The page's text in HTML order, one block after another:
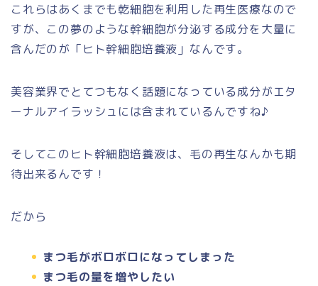
これらはあくまでも乾細胞を利用した再生医療なので
すが、この夢のような幹細胞が分泌する成分を大量に
含んだのが「ヒト幹細胞培養液」なんです。
美容業界でとてつもなく話題になっている成分がエタ
ーナルアイラッシュには含まれているんですね♪
そしてこのヒト幹細胞培養液は、 毛の再生なんかも期
待出来るんです！
だから
まつ毛がボロボロになってしまった
まつ毛の量を増やしたい